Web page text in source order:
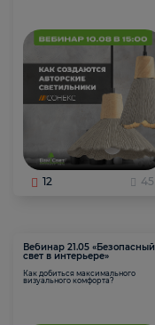
12 45
Вебинар 21.05 «Безопасный
свет в интерьере»
Как добиться максимального
визуального комфорта?